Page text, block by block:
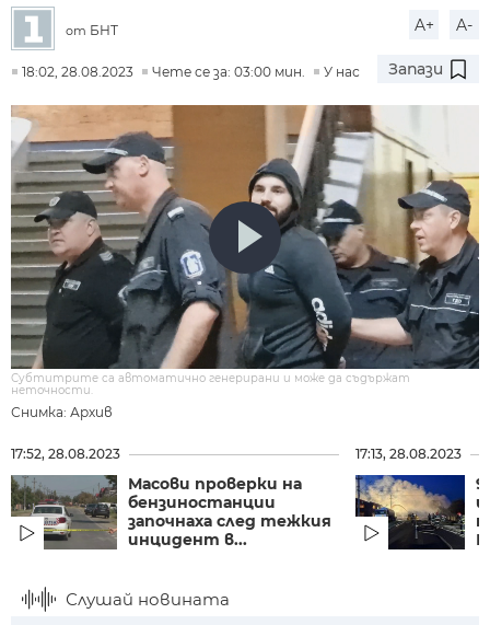
от БНТ A+ A-
18:02, 28.08.2023 Чете се за: 03:00 мин. У нас Запази
Снимка: Архив
Субтитрите са автоматично генерирани и може да съдържат
неточности.
17:52, 28.08.2023
Масови проверки на
бензиностанции
започнаха след тежкия
инцидент в...
17:13, 28.08.2023
9
Слушай новината